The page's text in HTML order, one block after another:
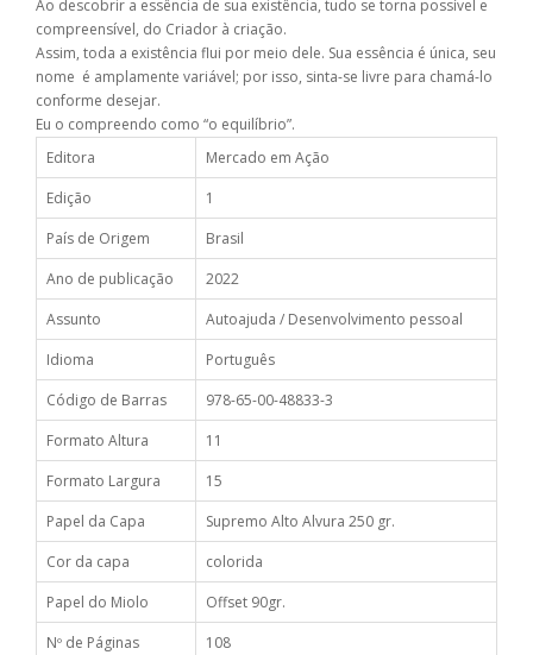
Ao descobrir a essência de sua existência, tudo se torna possível e
compreensível, do Criador à criação.
Assim, toda a existência flui por meio dele. Sua essência é única, seu
nome é amplamente variável; por isso, sinta-se livre para chamá-lo
conforme desejar.
Eu o compreendo como “o equilíbrio”.
Editora
Mercado em Ação
Edição
1
País de Origem
Brasil
Ano de publicação
2022
Assunto
Autoajuda / Desenvolvimento pessoal
Idioma
Português
Código de Barras
978-65-00-48833-3
Formato Altura
11
Formato Largura
15
Papel da Capa
Supremo Alto Alvura 250 gr.
Cor da capa
colorida
Papel do Miolo
Offset 90gr.
Nº de Páginas
108